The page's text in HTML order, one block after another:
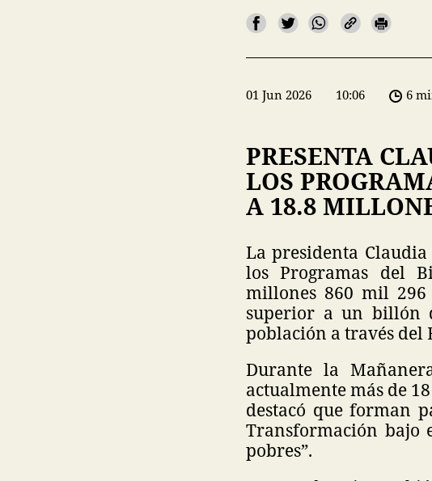
01 Jun 2026 10:06 6
PRESENTA
LOS
A 18.8
La presidenta
los Programas del
millones 860 mil 296
superior a un billón
población a través del
Durante la
actualmente más de
destacó que forman
Transformación bajo
pobres”.